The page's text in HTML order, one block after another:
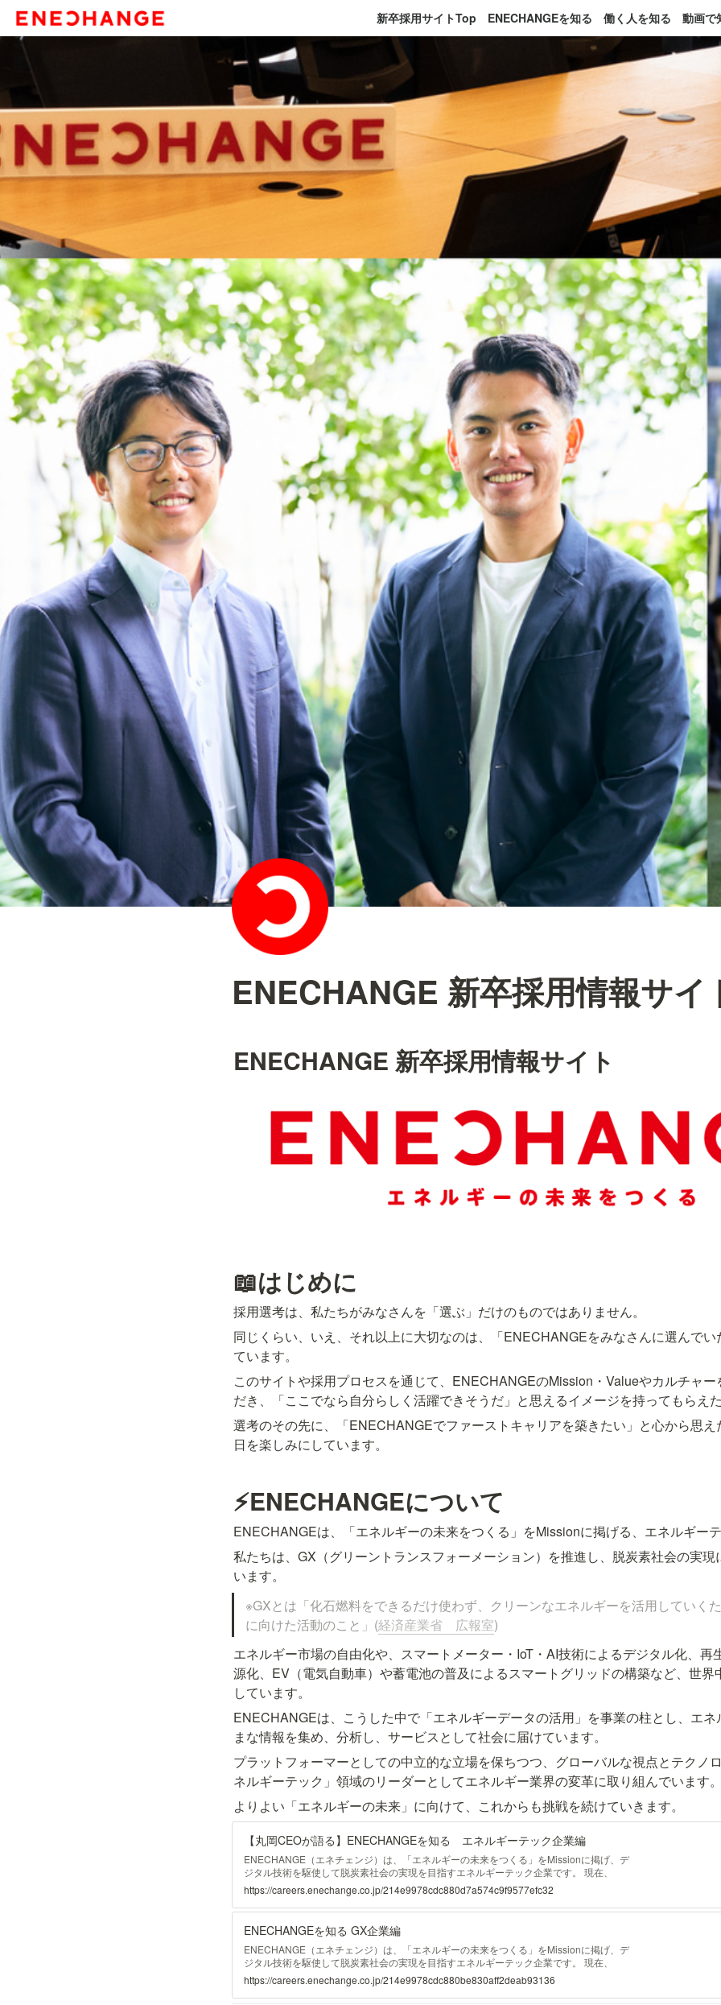
新卒採用サイトTop ENECHANGEを知る 働く人を知る 動画で
ENECHANGE 新卒採用情報サイ
ENECHANGE 新卒採用情報サイト
📖はじめに
採用選考は、私たちがみなさんを「選ぶ」だけのものではありません。
同じくらい、いえ、それ以上に大切なのは、「ENECHANGEをみなさんに選んで
ています。
このサイトや採用プロセスを通じて、ENECHANGEのMission・Valueやカルチャ
だき、「ここでなら自分らしく活躍できそうだ」と思えるイメージを持ってもらえ
選考のその先に、「ENECHANGEでファーストキャリアを築きたい」と心から思
日を楽しみにしています。
⚡ENECHANGEについて
ENECHANGEは、「エネルギーの未来をつくる」をMissionに掲げる、エネルギー
私たちは、GX（グリーントランスフォーメーション）を推進し、脱炭素社会の実
います。
※GXとは「化石燃料をできるだけ使わず、クリーンなエネルギーを活用していく
に向けた活動のこと」(経済産業省　広報室)
エネルギー市場の自由化や、スマートメーター・IoT・AI技術によるデジタル化、再
源化、EV（電気自動車）や蓄電池の普及によるスマートグリッドの構築など、世界
しています。
ENECHANGEは、こうした中で「エネルギーデータの活用」を事業の柱とし、エ
まな情報を集め、分析し、サービスとして社会に届けています。
プラットフォーマーとしての中立的な立場を保ちつつ、グローバルな視点とテクノ
ネルギーテック」領域のリーダーとしてエネルギー業界の変革に取り組んでいます
よりよい「エネルギーの未来」に向けて、これからも挑戦を続けていきます。
【丸岡CEOが語る】ENECHANGEを知る エネルギーテック企業編
ENECHANGE（エネチェンジ）は、「エネルギーの未来をつくる」をMissionに掲げ、デ
ジタル技術を駆使して脱炭素社会の実現を目指すエネルギーテック企業です。 現在、
ENECHANGEは「プラットフォーム事業」「エネルギーデータ事業」の2つの柱を軸に、
日本のエネルギー産業におけるグリーントランスフォーメーション（G
https://careers.enechange.co.jp/214e9978cdc880d7a574c9f9577efc32
ENECHANGEを知る GX企業編
ENECHANGE（エネチェンジ）は、「エネルギーの未来をつくる」をMissionに掲げ、デ
ジタル技術を駆使して脱炭素社会の実現を目指すエネルギーテック企業です。 現在、
「プラットフォーム事業」「エネルギーデータ事業」の2つの事業を柱に、気候変動とい
う地球規模の課題に挑んでいます。それぞれの事業が、エネルギー業界のGX
https://careers.enechange.co.jp/214e9978cdc880be830aff2deab93136